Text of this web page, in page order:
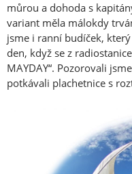
můrou a dohoda s
variant měla málokdy
jsme i ranní budíček,
den, když se z
MAYDAY“. Pozorovali
potkávali plachetnice s